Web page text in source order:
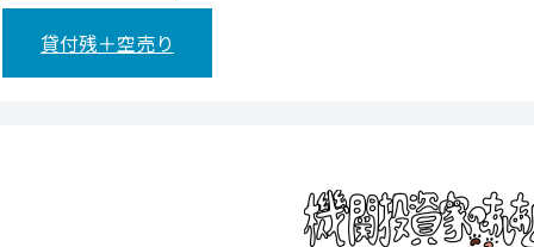
貸付残＋空売り